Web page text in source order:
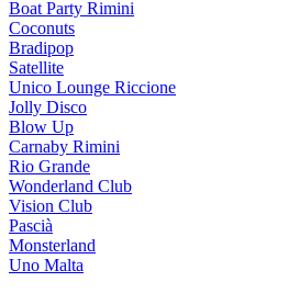
Boat Party Rimini
Coconuts
Bradipop
Satellite
Unico Lounge Riccione
Jolly Disco
Blow Up
Carnaby Rimini
Rio Grande
Wonderland Club
Vision Club
Pascià
Monsterland
Uno Malta